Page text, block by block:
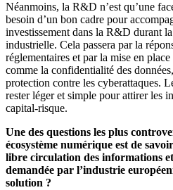
Néanmoins, la R&D n’est qu’une
besoin d’un bon cadre pour
investissement dans la R&D durant
industrielle. Cela passera par la
réglementaires et par la mise en
comme la confidentialité des
protection contre les cyberattaques.
rester léger et simple pour attirer les
capital-risque.
Une des questions les plus
écosystème numérique est de
libre circulation des informations
demandée par l’industrie
solution ?